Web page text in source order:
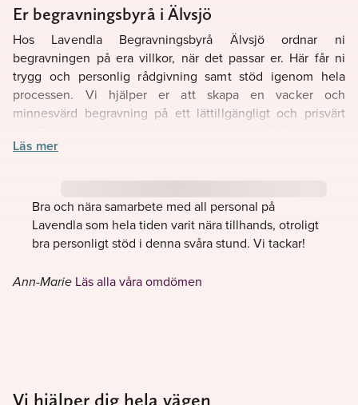
Er begravningsbyrå i Älvsjö
Hos Lavendla Begravningsbyrå Älvsjö ordnar ni
begravningen på era villkor, när det passar er. Här får ni
trygg och personlig rådgivning samt stöd igenom hela
processen. Vi hjälper er att skapa en vacker och
minnesvärd begravning på ett lättillgängligt och prisvärt
eller ring oss. Det finns även möjlighet att boka in ett
viktiga kring begravningen.
Hos Lavendla Begravningsbyrå Älvsjö är det tryggt att
skapa ett personligt och vackert avsked. Kontakta oss
Lavendla!
Läs mer
Bra och nära samarbete med all personal på
Lavendla som hela tiden varit nära tillhands, otroligt
bra personligt stöd i denna svåra stund. Vi tackar!
Ann-Marie Läs alla våra omdömen
Vi hjälper dig hela vägen